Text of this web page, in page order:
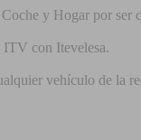
y Hogar por ser
ITV con Itevelesa.
vehículo de la